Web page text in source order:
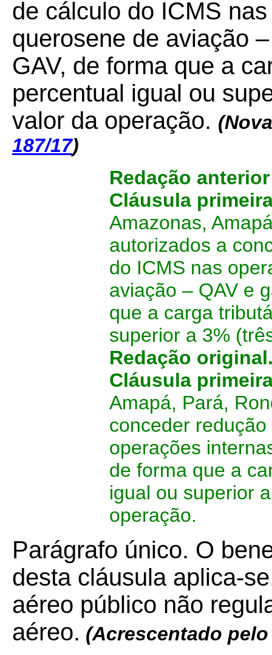
de cálculo do ICMS
querosene de aviação
GAV, de forma que a
percentual igual ou
valor da operação.
187/17)
Redação anterior
Cláusula
Amazonas,
autorizados a
do ICMS nas
aviação – QAV e
que a carga
superior a 3%
Redação
Cláusula
Amapá, Pará,
conceder
operações
de forma que a
igual ou superior
operação.
Parágrafo único. O
desta cláusula aplica-
aéreo público não
aéreo. (Acrescentado